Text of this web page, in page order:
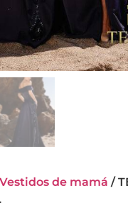
Vestidos de mamá /